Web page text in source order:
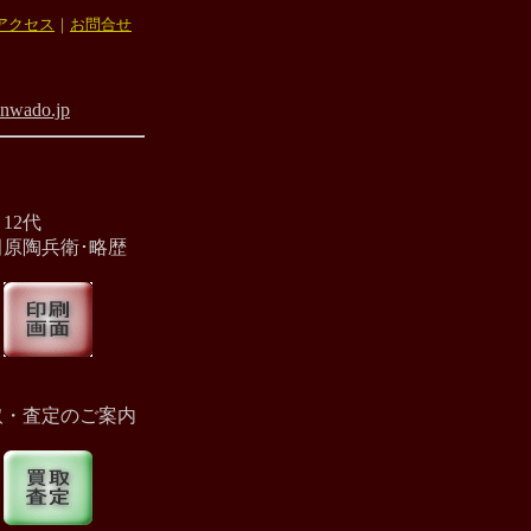
クセス ｜ お問合せ
代
陶兵衛･略歴
査定のご案内